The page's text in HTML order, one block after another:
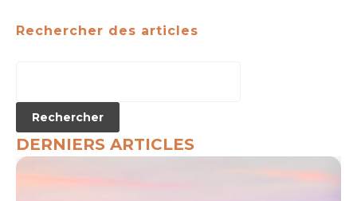
Rechercher des articles
DERNIERS ARTICLES